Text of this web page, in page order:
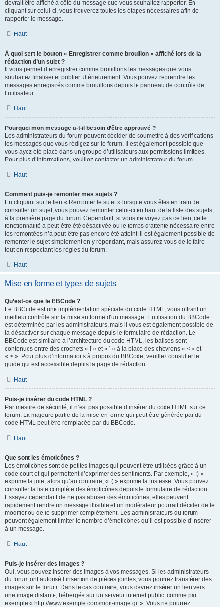
devrait être affiché à côté du message que vous souhaitez rapporter. En
cliquant sur celui-ci, vous trouverez toutes les étapes nécessaires afin de
rapporter le message.
Haut
À quoi sert le bouton « Enregistrer comme brouillon » affiché lors de la
rédaction d’un sujet ?
Il vous permet d’enregistrer comme brouillons les messages que vous
souhaitez finaliser et publier ultérieurement. Vous pouvez reprendre les
messages enregistrés comme brouillons depuis le panneau de contrôle de
l’utilisateur.
Haut
Pourquoi mon message a-t-il besoin d’être approuvé ?
Les administrateurs du forum peuvent décider de soumettre à des vérifications
les messages que vous rédigez sur le forum. Il est également possible que
vous ayez été placé dans un groupe d’utilisateurs aux permissions limitées.
Pour plus d’informations, veuillez contacter un administrateur du forum.
Haut
Comment puis-je remonter mes sujets ?
En cliquant sur le lien « Remonter le sujet » lorsque vous êtes en train de
consulter un sujet, vous pouvez remonter celui-ci en haut de la liste des sujets,
à la première page du forum. Cependant, si vous ne voyez pas ce lien, cette
fonctionnalité a peut-être été désactivée ou le temps d’attente nécessaire entre
les remontées n’a peut-être pas encore été atteint. Il est également possible de
remonter le sujet simplement en y répondant, mais assurez-vous de le faire
tout en respectant les règles du forum.
Haut
Mise en forme et types de sujets
Qu’est-ce que le BBCode ?
Le BBCode est une implémentation spéciale du code HTML, vous offrant un
meilleur contrôle sur la mise en forme d’un message. L’utilisation du BBCode
est déterminée par les administrateurs, mais il vous est également possible de
la désactiver sur chaque message depuis le formulaire de rédaction. Le
BBCode est similaire à l’architecture du code HTML, les balises sont
contenues entre des crochets « [ » et « ] » à la place des chevrons « < » et
« > ». Pour plus d’informations à propos du BBCode, veuillez consulter le
guide qui est accessible depuis la page de rédaction.
Haut
Puis-je insérer du code HTML ?
Par mesure de sécurité, il n’est pas possible d’insérer du code HTML sur ce
forum. La majeure partie de la mise en forme qui peut être générée par du
code HTML peut être remplacée par du BBCode.
Haut
Que sont les émoticônes ?
Les émoticônes sont de petites images qui peuvent être utilisées grâce à un
code court et qui permettent d’exprimer des sentiments. Par exemple, « :) »
exprime la joie, alors qu’au contraire, « :( » exprime la tristesse. Vous pouvez
consulter la liste complète des émoticônes depuis le formulaire de rédaction.
Essayez cependant de ne pas abuser des émoticônes, elles peuvent
rapidement rendre un message illisible et un modérateur pourrait décider de le
modifier ou de le supprimer complètement. Les administrateurs du forum
peuvent également limiter le nombre d’émoticônes qu’il est possible d’insérer
à un message.
Haut
Puis-je insérer des images ?
Oui, vous pouvez insérer des images à vos messages. Si les administrateurs
du forum ont autorisé l’insertion de pièces jointes, vous pourrez transférer des
images sur le forum. Dans le cas contraire, vous devrez insérer un lien vers
une image distante, hébergée sur un serveur internet public, comme par
exemple « http://www.exemple.com/mon-image.gif ». Vous ne pourrez